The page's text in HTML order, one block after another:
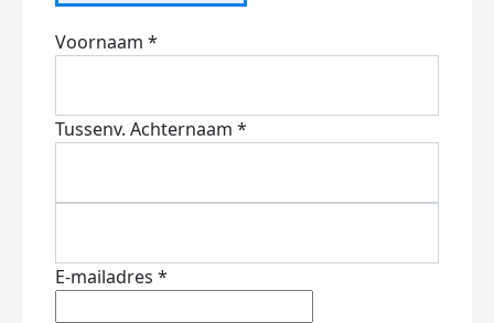
Voornaam *
Tussenv. Achternaam *
E-mailadres *